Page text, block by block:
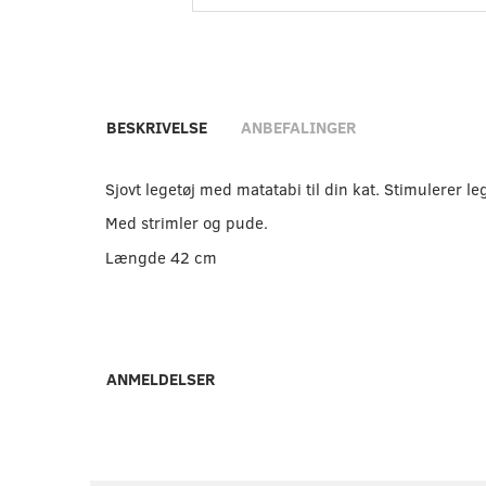
BESKRIVELSE ANBEFALINGER
Sjovt legetøj med matatabi til din kat. Stimulerer
Med strimler og pude.
Længde 42 cm
ANMELDELSER